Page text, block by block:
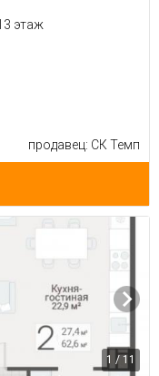
этаж
продавец: СК Темп
1 / 11